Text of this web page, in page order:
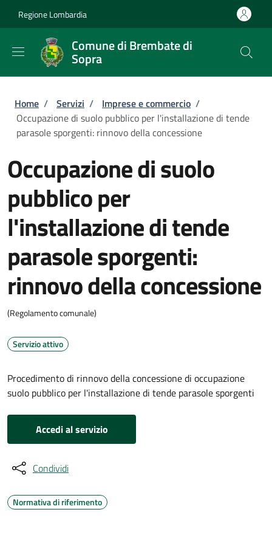
Regione Lombardia
Comune di Brembate di
Sopra
Briciole di pane
Home / Servizi / Imprese e commercio /
Occupazione di suolo pubblico per l'installazione di tende
parasole sporgenti: rinnovo della concessione
Occupazione di suolo
pubblico per
l'installazione di tende
parasole sporgenti:
rinnovo della concessione
(Regolamento comunale)
Servizio attivo
Procedimento di rinnovo della concessione di occupazione
suolo pubblico per l'installazione di tende parasole sporgenti
Accedi al servizio
Condividi
Normativa di riferimento